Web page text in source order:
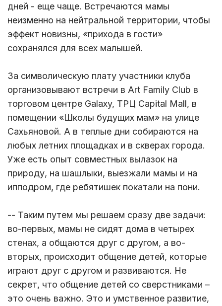
дней - еще чаще. Встречаются мамы
неизменно на нейтральной территории, чтобы
эффект новизны, «прихода в гости»
сохранялся для всех малышей.
За символическую плату участники клуба
организовывают встречи в Art Family Club в
торговом центре Galaxy, ТРЦ Capital Mall, в
помещении «Школы будущих мам» на улице
Сахьяновой. А в теплые дни собираются на
любых летних площадках и в скверах города.
Уже есть опыт совместных вылазок на
природу, на шашлыки, выезжали мамы и на
ипподром, где ребятишек покатали на пони.
-- Таким путем мы решаем сразу две задачи:
во-первых, мамы не сидят дома в четырех
стенах, а общаются друг с другом, а во-
вторых, происходит общение детей, которые
играют друг с другом и развиваются. Не
секрет, что общение детей со сверстниками –
это очень важно. Это и умственное развитие,